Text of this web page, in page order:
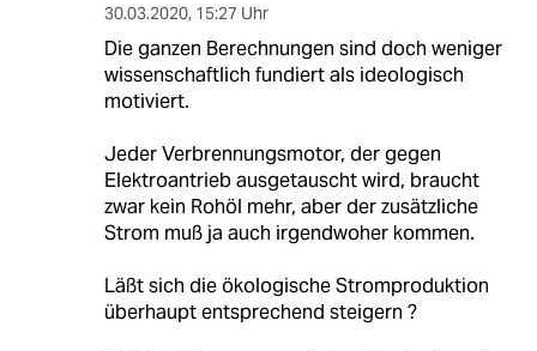
30.03.2020, 15:27 Uhr
Die ganzen Berechnungen sind doch weniger
wissenschaftlich fundiert als ideologisch
motiviert.
Jeder Verbrennungsmotor, der gegen
Elektroantrieb ausgetauscht wird, braucht
zwar kein Rohöl mehr, aber der zusätzliche
Strom muß ja auch irgendwoher kommen.
Läßt sich die ökologische Stromproduktion
überhaupt entsprechend steigern ?